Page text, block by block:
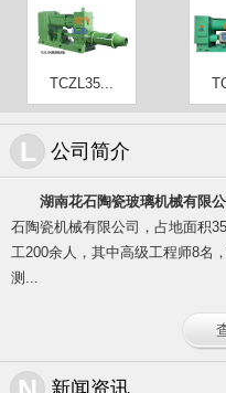
TCZL35...
L 公司简介
湖南花石陶瓷玻璃机械有限公
石陶瓷机械有限公司，占地面积
工200余人，其中高级工程师8名
测...
新闻资讯